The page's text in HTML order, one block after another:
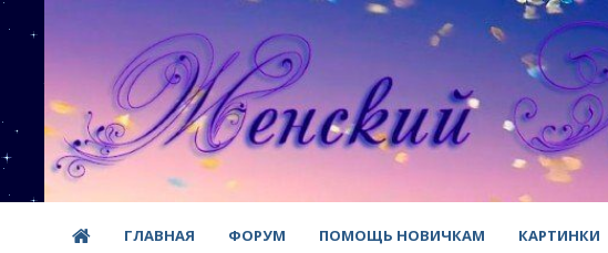
ГЛАВНАЯ ФОРУМ ПОМОЩЬ НОВИЧКАМ КАРТИНКИ